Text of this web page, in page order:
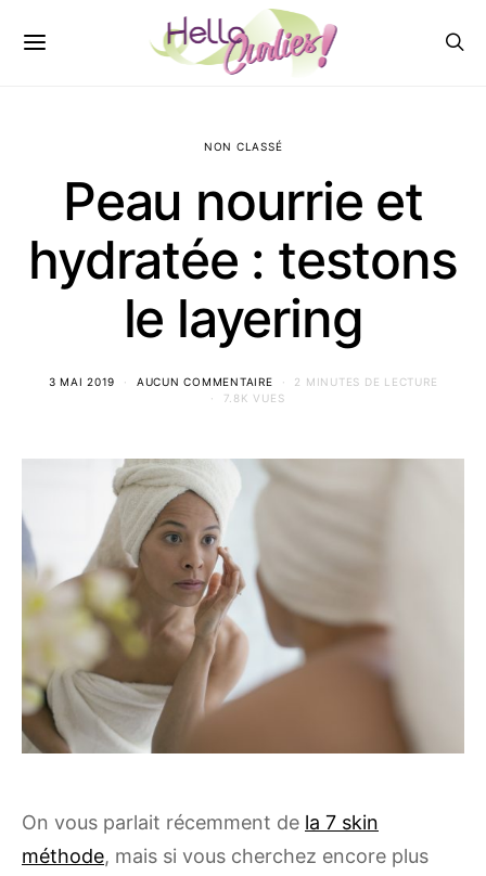
NON CLASSÉ
Peau nourrie et
hydratée : testons
le layering
3 MAI 2019 AUCUN COMMENTAIRE
2 MINUTES DE LECTURE
7.8K VUES
On vous parlait récemment de la 7 skin
méthode, mais si vous cherchez encore plus